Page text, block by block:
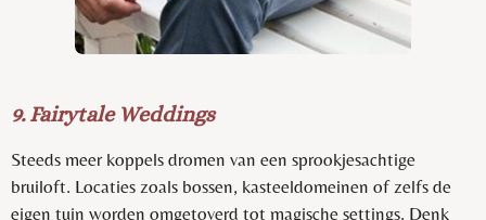
9. Fairytale Weddings
Steeds meer koppels dromen van een sprookjesachtige
bruiloft. Locaties zoals bossen, kasteeldomeinen of zelfs de
eigen tuin worden omgetoverd tot magische settings. Denk